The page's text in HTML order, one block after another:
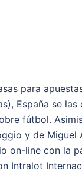
para
España se las
fútbol.
y de Miguel
on-line con la
Intralot